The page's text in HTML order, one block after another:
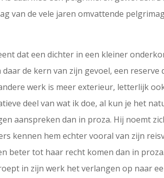
van de vele jaren omvattende
dat een dichter in een kleiner
de kern van zijn gevoel, een reserve
werk is meer exterieur, letterlijk
deel van wat ik doe, al kun je het
aanspreken dan in proza. Hij noemt
kennen hem echter vooral van zijn
beter tot haar recht komen dan in
in zijn werk het verlangen op naar